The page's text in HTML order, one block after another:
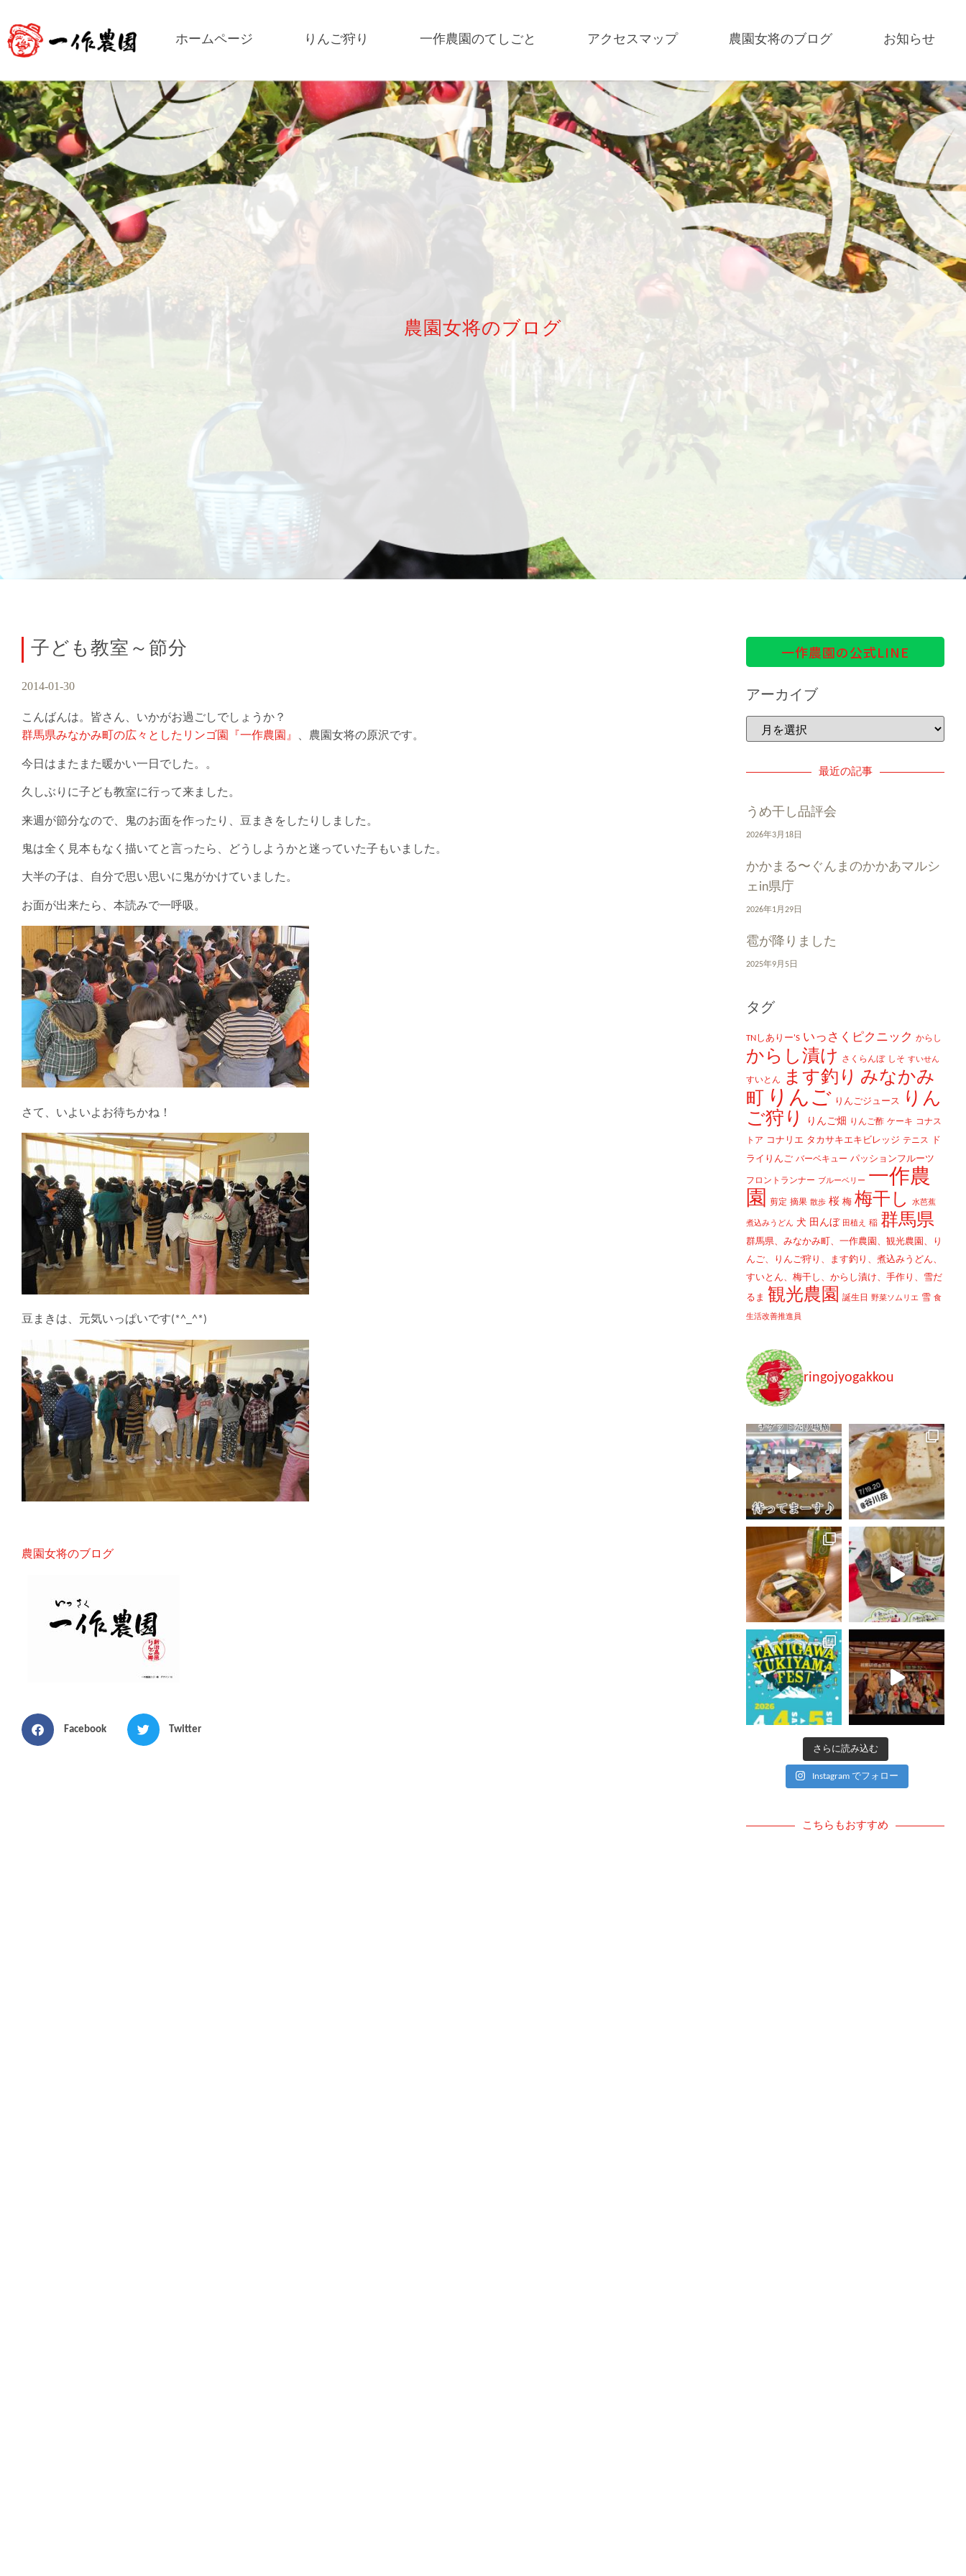
ホームページ りんご狩り 一作農園のてしごと アクセスマップ 農園女将のブログ お知らせ
農園女将のブログ
子ども教室～節分
2014-01-30
こんばんは。皆さん、いかがお過ごしでしょうか？
群馬県みなかみ町の広々としたリンゴ園『一作農園』
、農園女将の原沢です。
今日はまたまた暖かい一日でした。。
久しぶりに子ども教室に行って来ました。
来週が節分なので、鬼のお面を作ったり、豆まきをしたりしました。
鬼は全く見本もなく描いてと言ったら、どうしようかと迷っていた子もいました。
大半の子は、自分で思い思いに鬼がかけていました。
お面が出来たら、本読みで一呼吸。
さて、いよいよお待ちかね！
豆まきは、元気いっぱいです(*^_^*)
農園女将のブログ
Facebook Twitter
一作農園の公式LINE
アーカイブ
最近の記事
うめ干し品評会
2026年3月18日
かかまる〜ぐんまのかかあマルシ
ェin県庁
2026年1月29日
雹が降りました
2025年9月5日
タグ
TNしありー'S いっさくピクニック からし
からし漬け さくらんぼ しそ すいせん
すいとん ます釣り みなかみ
町
りんご りんごジュース
りん
ご狩り
りんご畑 りんご酢 ケーキ コナス
トア コナリエ タカサキエキビレッジ テニス
ド
ライりんご バーベキュー パッションフルーツ
フロントランナー ブルーベリー 一作農
園
剪定 摘果 散歩 桜 梅 梅干し 水芭蕉
煮込みうどん 犬 田んぼ 田植え 稲 群馬県
群馬県、みなかみ町、一作農園、観光農園、り
んご、りんご狩り、ます釣り、煮込みうどん、
すいとん、梅干し、からし漬け、手作り、雪だ
るま 観光農園 誕生日 野菜ソムリエ 雪 食
生活改善推進員
ringojyogakkou
さらに読み込む
Instagram でフォロー
こちらもおすすめ